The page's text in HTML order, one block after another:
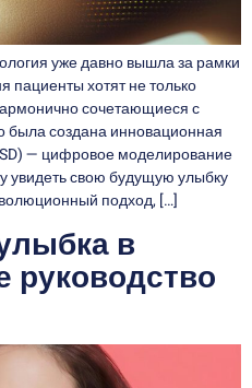
уже давно вышла за рамки
пациенты хотят не только
сочетающиеся с
создана инновационная
— цифровое моделирование
увидеть свою будущую улыбку
подход, […]
в
руководство